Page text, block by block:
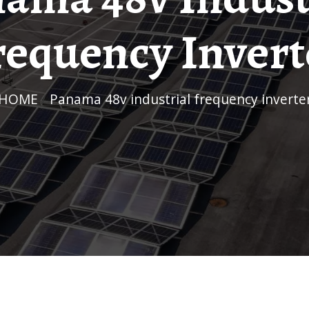
HOME/ Panama 48v industrial frequency